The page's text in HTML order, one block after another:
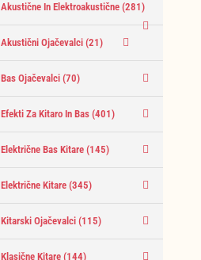
Akustične In Elektroakustične(281)
Akustični Ojačevalci(21)
Bas Ojačevalci(70)
Efekti Za Kitaro In Bas(401)
Električne Bas Kitare(145)
Električne Kitare(345)
Kitarski Ojačevalci(115)
Klasične Kitare(144)